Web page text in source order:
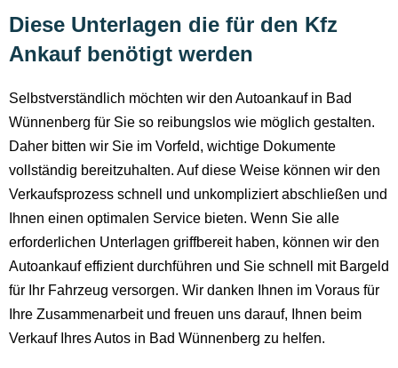
Diese Unterlagen die für den Kfz
Ankauf benötigt werden
Selbstverständlich möchten wir den Autoankauf in Bad
Wünnenberg für Sie so reibungslos wie möglich gestalten.
Daher bitten wir Sie im Vorfeld, wichtige Dokumente
vollständig bereitzuhalten. Auf diese Weise können wir den
Verkaufsprozess schnell und unkompliziert abschließen und
Ihnen einen optimalen Service bieten. Wenn Sie alle
erforderlichen Unterlagen griffbereit haben, können wir den
Autoankauf effizient durchführen und Sie schnell mit Bargeld
für Ihr Fahrzeug versorgen. Wir danken Ihnen im Voraus für
Ihre Zusammenarbeit und freuen uns darauf, Ihnen beim
Verkauf Ihres Autos in Bad Wünnenberg zu helfen.